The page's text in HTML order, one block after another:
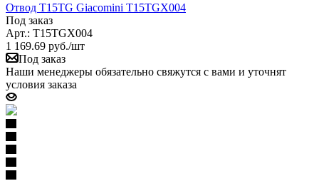
Отвод T15TG Giacomini T15TGX004
Под заказ
Арт.: T15TGX004
1 169.69 руб./шт
Под заказ
Наши менеджеры обязательно свяжутся с вами и уточнят
условия заказа